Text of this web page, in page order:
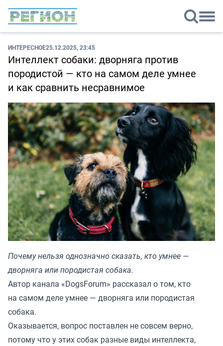
ИНТЕРЕСНОЕ25.12.2025, 23:45
Интеллект собаки: дворняга против
породистой — кто на самом деле умнее
и как сравнить несравнимое
Почему нельзя однозначно сказать, кто умнее —
дворняга или породистая собака.
Автор канала «DogsForum» рассказал о том, кто
на самом деле умнее — дворняга или породистая
собака.
Оказывается, вопрос поставлен не совсем верно,
потому что у этих собак разные виды интеллекта,